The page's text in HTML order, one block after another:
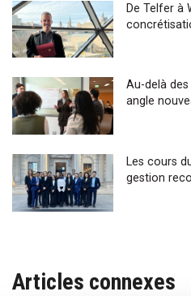
De Telfer à
Au-delà
angle
Les cours
gestion
Articles connexes